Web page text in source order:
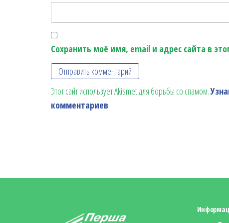
Сохранить моё имя, email и адрес сайта в
Этот сайт использует Akismet для борьбы со спамом.
комментариев.